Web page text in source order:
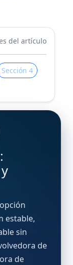
del artículo
Sección 4
estable,
sin
de
de